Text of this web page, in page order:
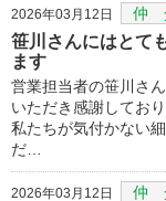
2026年03月12日 仲
笹川さんにはとて
ます
営業担当者の笹川さ
いただき感謝しており
私たちが気付かない
だ…
2026年03月12日 仲